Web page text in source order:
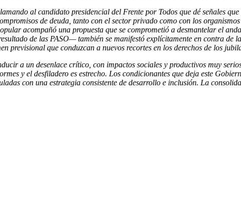
al candidato presidencial del Frente por Todos que dé señales
de deuda, tanto con el sector privado como con los
acompañó una propuesta que se comprometió a desmantelar el
de las PASO— también se manifestó explícitamente en contra
previsional que conduzcan a nuevos recortes en los derechos de los
a un desenlace crítico, con impactos sociales y productivos muy
y el desfiladero es estrecho. Los condicionantes que deja este
con una estrategia consistente de desarrollo e inclusión. La